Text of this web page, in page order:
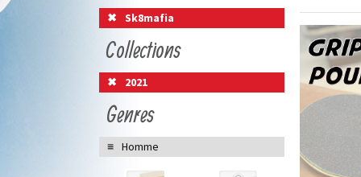
Sk8mafia
Collections
2021
Genres
Homme